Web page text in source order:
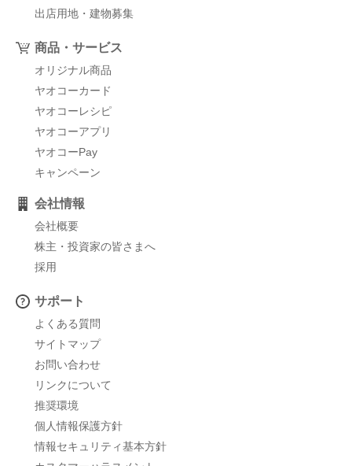
出店用地・建物募集
商品・サービス
オリジナル商品
ヤオコーカード
ヤオコーレシピ
ヤオコーアプリ
ヤオコーPay
キャンペーン
会社情報
会社概要
株主・投資家の皆さまへ
採用
サポート
よくある質問
サイトマップ
お問い合わせ
リンクについて
推奨環境
個人情報保護方針
情報セキュリティ基本方針